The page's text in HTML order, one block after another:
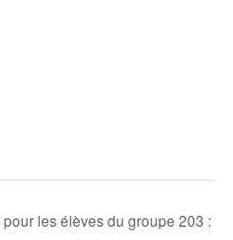
pour les élèves du groupe 203 :